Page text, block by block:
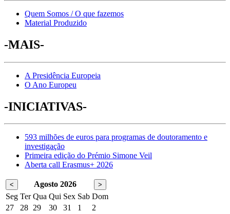
Quem Somos / O que fazemos
Material Produzido
-MAIS-
A Presidência Europeia
O Ano Europeu
-INICIATIVAS-
593 milhões de euros para programas de doutoramento e
investigação
Primeira edição do Prémio Simone Veil
Aberta call Erasmus+ 2026
< Agosto 2026 >
Seg Ter Qua Qui Sex Sab Dom
27
28 29 30 31 1
2